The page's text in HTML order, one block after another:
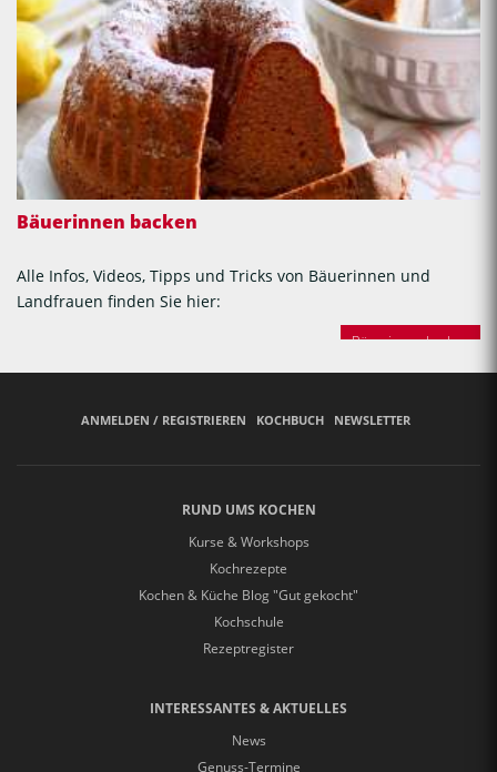
Bäuerinnen backen
Alle Infos, Videos, Tipps und Tricks von Bäuerinnen und
Landfrauen finden Sie hier:
Bäuerinnen backen
ANMELDEN / REGISTRIEREN KOCHBUCH NEWSLETTER
RUND UMS KOCHEN
Kurse & Workshops
Kochrezepte
Kochen & Küche Blog "Gut gekocht"
Kochschule
Rezeptregister
INTERESSANTES & AKTUELLES
News
Genuss-Termine